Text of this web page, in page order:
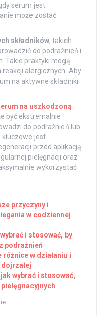
serum jest
może zostać
składników, takich
do podrażnień i
Takie praktyki mogą
alergicznych. Aby
na aktywne składniki
na uszkodzoną
być ekstremalnie
do podrażnień lub
kluczowe jest
przed aplikacją
pielęgnacji oraz
wykorzystać
przyczyny i
w codziennej
i stosować, by
podrażnień
w działaniu i
wybrać i stosować,
pielęgnacyjnych